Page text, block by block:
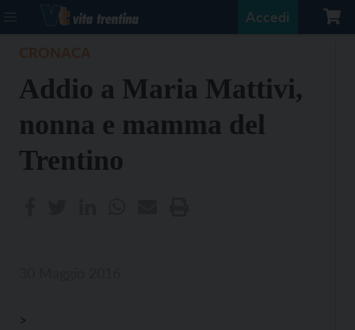
Accedi
Addio a Maria Mattivi,
nonna e mamma del
Trentino
>